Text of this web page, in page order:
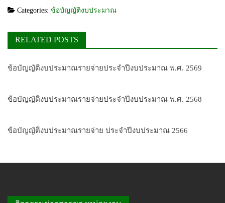
Categories: ข้อบัญญัติงบประมาณ
RELATED POSTS
ข้อบัญญัติงบประมาณรายจ่ายประจำปีงบประมาณ พ.ศ. 2569
ข้อบัญญัติงบประมาณรายจ่ายประจำปีงบประมาณ พ.ศ. 2568
ข้อบัญญัติงบประมาณรายจ่าย ประจำปีงบประมาณ 2566